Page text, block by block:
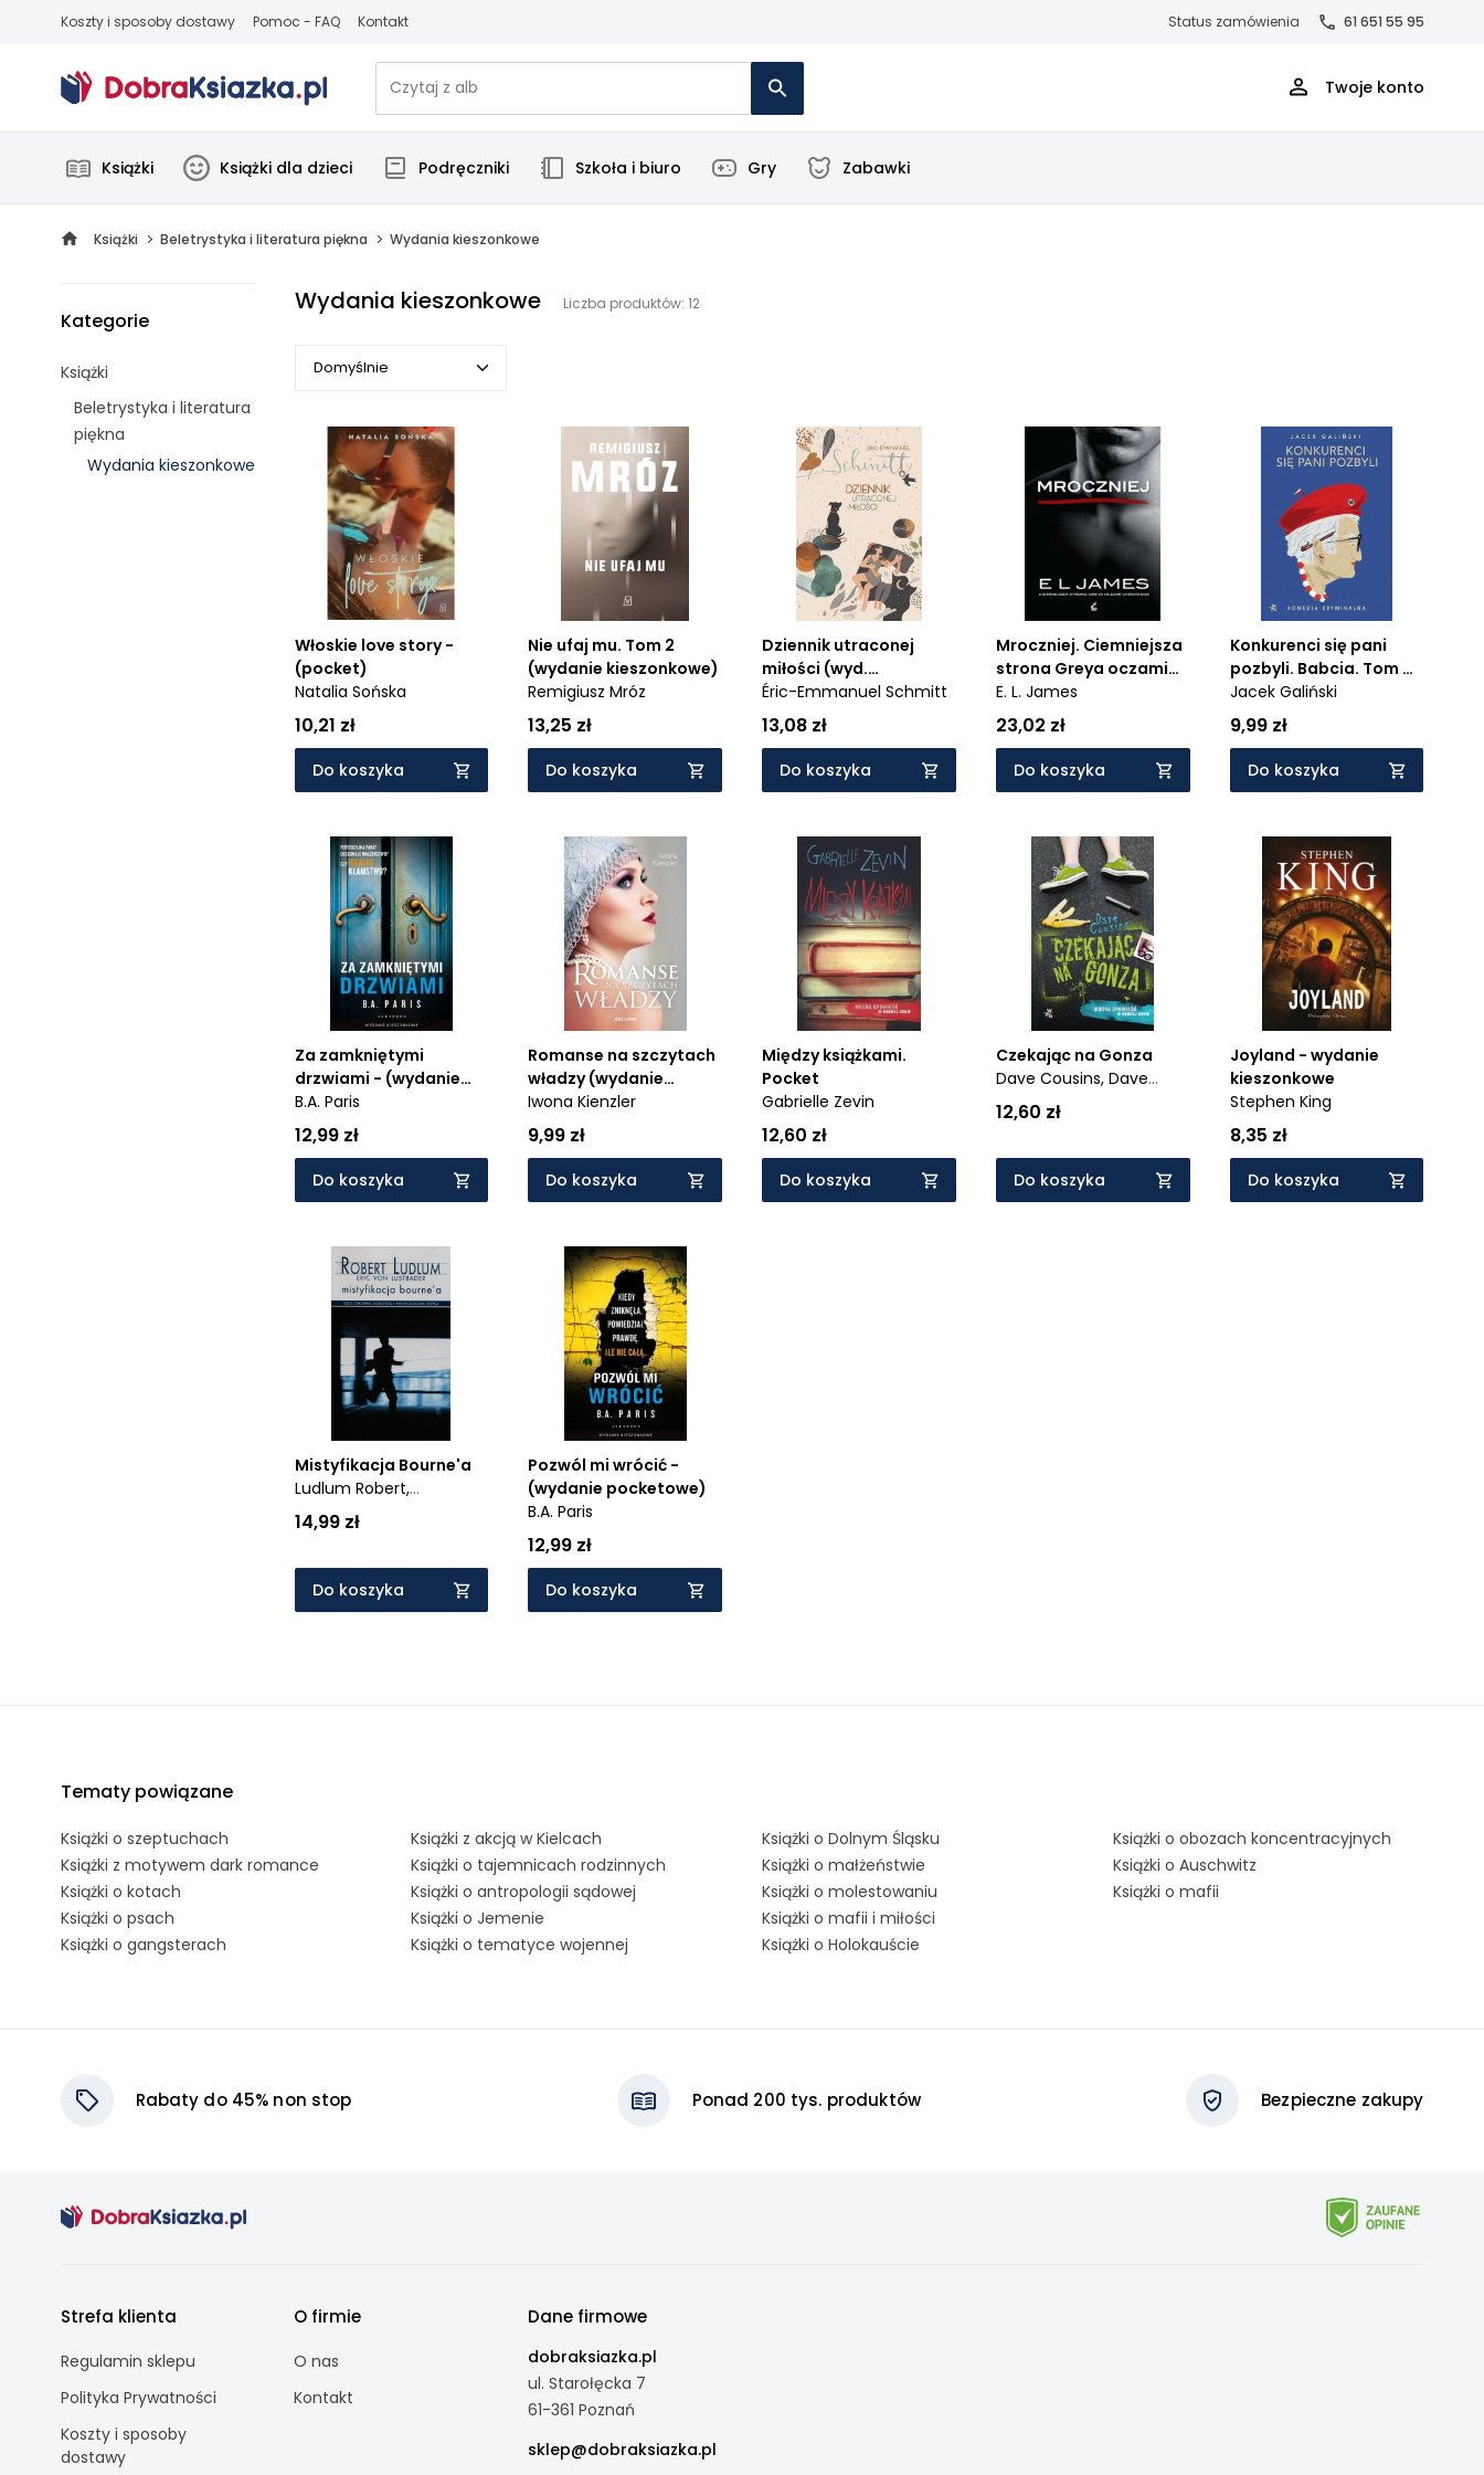
Koszty i sposoby dostawy Pomoc - FAQ Kontakt Status zamówienia 61 651 55 95
Twoje konto
Książki Książki dla dzieci Podręczniki Szkoła i biuro Gry Zabawki
Książki Beletrystyka i literatura piękna Wydania kieszonkowe
Kategorie
Książki
Beletrystyka i literatura
piękna
Wydania kieszonkowe
Wydania kieszonkowe Liczba produktów: 12
Domyślnie
Domyślnie
Popularne
Cena rosnąco
Cena malejąco
Od najnowszych
Od najstarszych
Włoskie love story -
(pocket)
Natalia Sońska
10,21 zł
Do koszyka
Nie ufaj mu. Tom 2
(wydanie kieszonkowe)
Remigiusz Mróz
13,25 zł
Do koszyka
Dziennik utraconej
miłości (wyd.
kieszonkowe)
Éric-Emmanuel Schmitt
13,08 zł
Do koszyka
Mroczniej. Ciemniejsza
strona Greya oczami
Christiana wyd.
kieszonkowe
E. L. James
23,02 zł
Do koszyka
Konkurenci się pani
pozbyli. Babcia. Tom 4
wyd. kieszonkowe
Jacek Galiński
9,99 zł
Do koszyka
Za zamkniętymi
drzwiami - (wydanie
pocketowe)
B.A. Paris
12,99 zł
Do koszyka
Romanse na szczytach
władzy (wydanie
kieszonkowe)
Iwona Kienzler
9,99 zł
Do koszyka
Między książkami.
Pocket
Gabrielle Zevin
12,60 zł
Do koszyka
Czekając na Gonza
Dave Cousins, Dave
Cousins
12,60 zł
Do koszyka
Joyland - wydanie
kieszonkowe
Stephen King
8,35 zł
Do koszyka
Mistyfikacja Bourne'a
Ludlum Robert,
Lustbader von Eric
14,99 zł
Do koszyka
Pozwól mi wrócić -
(wydanie pocketowe)
B.A. Paris
12,99 zł
Do koszyka
Tematy powiązane
Książki o szeptuchach
Książki z motywem dark romance
Książki o kotach
Książki o psach
Książki o gangsterach
Książki z akcją w Kielcach
Książki o tajemnicach rodzinnych
Książki o antropologii sądowej
Książki o Jemenie
Książki o tematyce wojennej
Książki o Dolnym Śląsku
Książki o małżeństwie
Książki o molestowaniu
Książki o mafii i miłości
Książki o Holokauście
Książki o obozach koncentracyjnych
Książki o Auschwitz
Książki o mafii
Rabaty do 45% non stop Ponad 200 tys. produktów Bezpieczne zakupy
Strefa klienta
Regulamin sklepu
Polityka Prywatności
Koszty i sposoby
dostawy
O firmie
O nas
Kontakt
Dane firmowe
dobraksiazka.pl
ul. Starołęcka 7
61-361 Poznań
sklep@dobraksiazka.pl